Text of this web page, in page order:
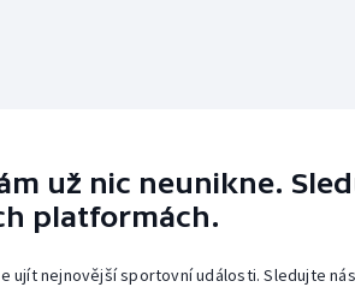
už nic neunikne.
platformách.
ujít nejnovější sportovní události. Sledujte